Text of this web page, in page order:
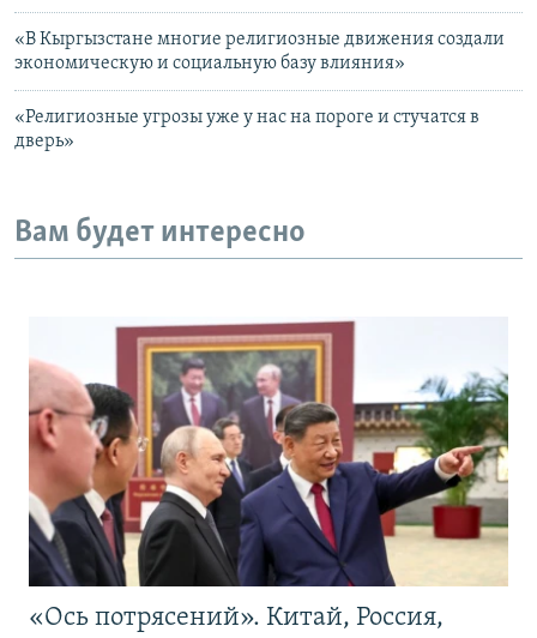
«В Кыргызстане многие религиозные движения создали
экономическую и социальную базу влияния»
«Религиозные угрозы уже у нас на пороге и стучатся в
дверь»
Вам будет интересно
«Ось потрясений». Китай, Россия,